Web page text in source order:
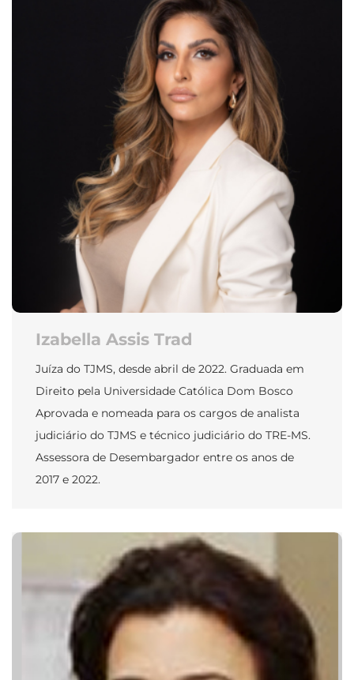
Izabella Assis Trad
Juíza do TJMS, desde abril de 2022. Graduada em
Direito pela Universidade Católica Dom Bosco
Aprovada e nomeada para os cargos de analista
judiciário do TJMS e técnico judiciário do TRE-MS.
Assessora de Desembargador entre os anos de
2017 e 2022.